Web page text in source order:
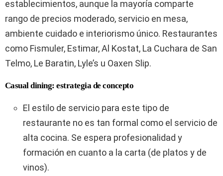
establecimientos, aunque la mayoría comparte
rango de precios moderado, servicio en mesa,
ambiente cuidado e interiorismo único. Restaurantes
como Fismuler, Estimar, Al Kostat, La Cuchara de San
Telmo, Le Baratin, Lyle’s u Oaxen Slip.
Casual dining: estrategia de concepto
El estilo de servicio para este tipo de
restaurante no es tan formal como el servicio de
alta cocina. Se espera profesionalidad y
formación en cuanto a la carta (de platos y de
vinos).